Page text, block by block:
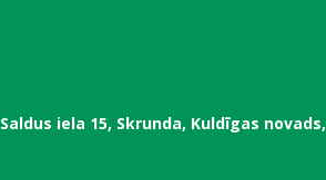
Saldus iela 15, Skrunda, Kuldīgas